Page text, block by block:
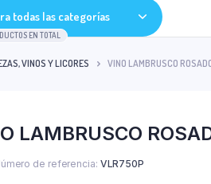
todas las categorías
EN TOTAL
VINOS Y LICORES VINO LAMBRUSCO
LAMBRUSCO
de referencia: VLR750P